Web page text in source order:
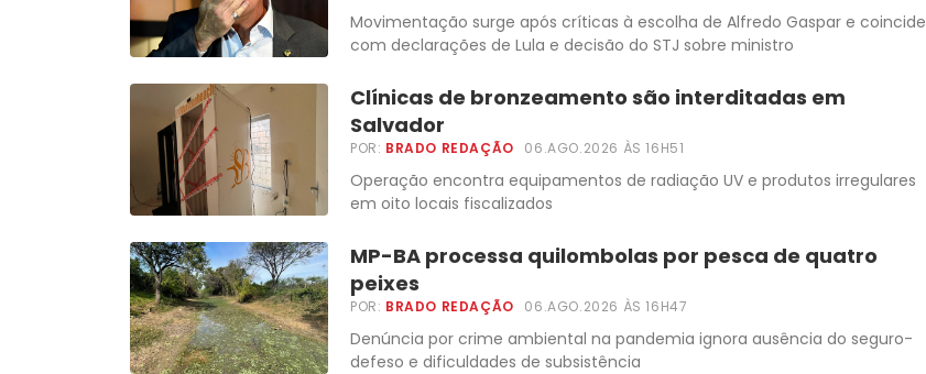
Movimentação surge após críticas à escolha de Alfredo Gaspar e coincide
com declarações de Lula e decisão do STJ sobre ministro
Clínicas de bronzeamento são interditadas em
Salvador
POR: BRADO REDAÇÃO 06.AGO.2026 ÀS 16H51
Operação encontra equipamentos de radiação UV e produtos irregulares
em oito locais fiscalizados
MP-BA processa quilombolas por pesca de quatro
peixes
POR: BRADO REDAÇÃO 06.AGO.2026 ÀS 16H47
Denúncia por crime ambiental na pandemia ignora ausência do seguro-
defeso e dificuldades de subsistência